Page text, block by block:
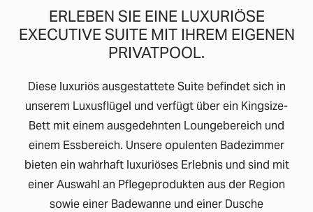
ERLEBEN SIE EINE LUXURIÖSE
EXECUTIVE SUITE MIT IHREM EIGENEN
PRIVATPOOL.
Diese luxuriös ausgestattete Suite befindet sich in
unserem Luxusflügel und verfügt über ein Kingsize-
Bett mit einem ausgedehnten Loungebereich und
einem Essbereich. Unsere opulenten Badezimmer
bieten ein wahrhaft luxuriöses Erlebnis und sind mit
einer Auswahl an Pflegeprodukten aus der Region
sowie einer Badewanne und einer Dusche